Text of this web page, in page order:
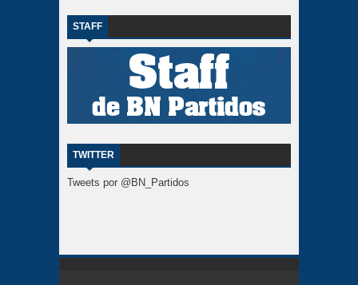
STAFF
TWITTER
Tweets por @BN_Partidos